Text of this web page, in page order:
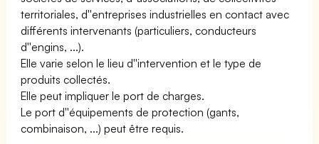
territoriales, d''entreprises industrielles en contact avec
différents intervenants (particuliers, conducteurs
d''engins, ...).
Elle varie selon le lieu d''intervention et le type de
produits collectés.
Elle peut impliquer le port de charges.
Le port d''équipements de protection (gants,
combinaison, ...) peut être requis.